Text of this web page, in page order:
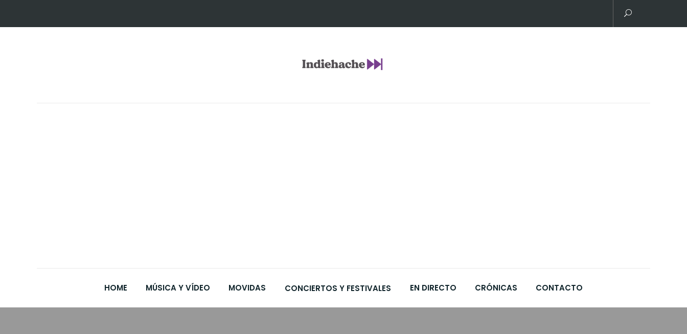
HOME MÚSICA Y VÍDEO MOVIDAS CONCIERTOS Y FESTIVALES EN DIRECTO CRÓNICAS CONTACTO